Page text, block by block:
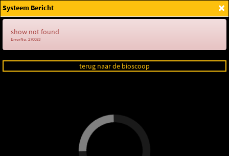
Login
×
Systeem Bericht
show not found
ErrorNo. 270083
terug naar de bioscoop